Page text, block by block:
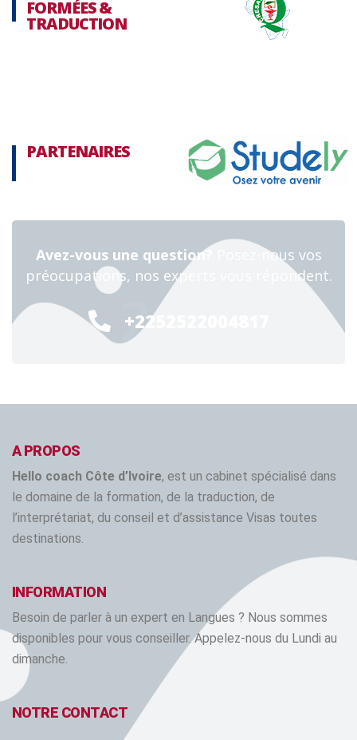
FORMÉES &
TRADUCTION
PARTENAIRES
Avez-vous une question?
Posez-nous vos
préocupations, nos experts vous répondent.
+2252522004817
24/7
A PROPOS
Hello coach Côte d’Ivoire, est un cabinet spécialisé dans
le domaine de la formation, de la traduction, de
l’interprétariat, du conseil et d’assistance Visas toutes
destinations.
INFORMATION
Besoin de parler à un expert en Langues ? Nous sommes
disponibles pour vous conseiller. Appelez-nous du Lundi au
dimanche.
NOTRE CONTACT